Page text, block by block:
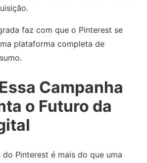
faz com que o Pinterest se
plataforma completa de
Campanha
o Futuro da
Pinterest é mais do que uma